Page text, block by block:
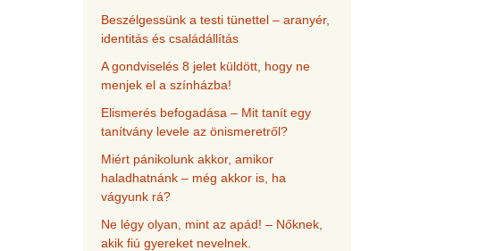
Beszélgessünk a testi tünettel – aranyér,
identitás és családállítás
A gondviselés 8 jelet küldött, hogy ne
menjek el a színházba!
Elismerés befogadása – Mit tanít egy
tanítvány levele az önismeretről?
Miért pánikolunk akkor, amikor
haladhatnánk – még akkor is, ha
vágyunk rá?
Ne légy olyan, mint az apád! – Nőknek,
akik fiú gyereket nevelnek.